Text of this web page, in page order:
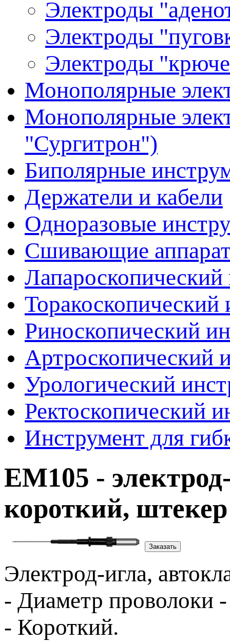
Электроды
Электроды
Электроды
Монополярные
Монополярные
"Сургитрон")
Биполярные
Держатели и кабели
Одноразовые
Сшивающие
Лапароскопический
Торакоскопический
Риноскопический
Артроскопический
Урологический
Ректоскопический
Инструмент для
ЕМ105 -
короткий,
Заказать
Электрод-игла,
- Диаметр проволоки
- Короткий.